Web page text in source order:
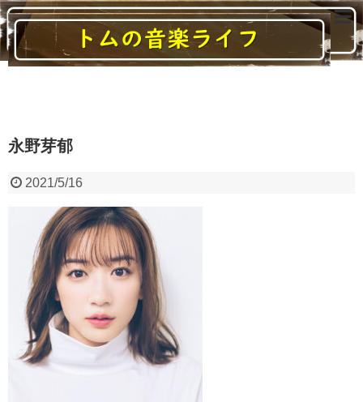
永野芽郁
2021/5/16